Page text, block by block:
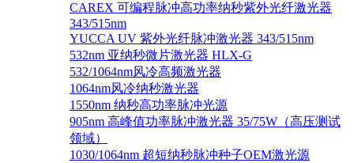
CAREX 可编程脉冲高功率纳秒紫外光纤激光器
343/515nm
YUCCA UV 紫外光纤脉冲激光器 343/515nm
532nm 亚纳秒微片激光器 HLX-G
532/1064nm风冷高频激光器
1064nm风冷纳秒激光器
1550nm 纳秒高功率脉冲光源
905nm 高峰值功率脉冲激光器 35/75W（高压测试
领域）
1030/1064nm 超短纳秒脉冲种子OEM激光源